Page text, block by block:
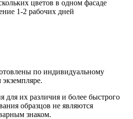
цветов в одном фасаде
1-2 рабочих дней
по индивидуальному
для их различия и более быстрого
образцов не являются
знаком.